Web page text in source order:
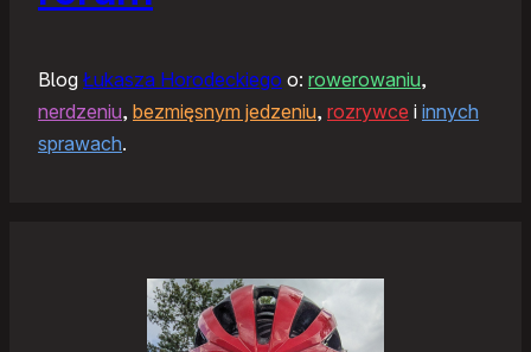
Blog Łukasza Horodeckiego o: rowerowaniu,
nerdzeniu, bezmięsnym jedzeniu, rozrywce i innych
sprawach.